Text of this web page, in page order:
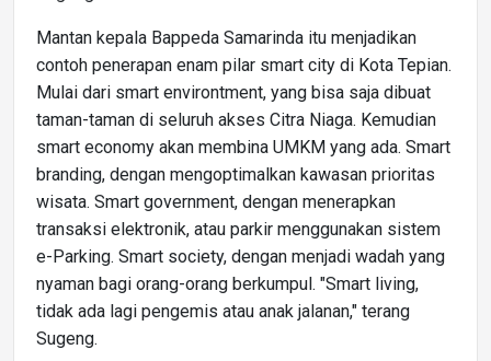
Mantan kepala Bappeda Samarinda itu menjadikan
contoh penerapan enam pilar smart city di Kota Tepian.
Mulai dari smart environtment, yang bisa saja dibuat
taman-taman di seluruh akses Citra Niaga. Kemudian
smart economy akan membina UMKM yang ada. Smart
branding, dengan mengoptimalkan kawasan prioritas
wisata. Smart government, dengan menerapkan
transaksi elektronik, atau parkir menggunakan sistem
e-Parking. Smart society, dengan menjadi wadah yang
nyaman bagi orang-orang berkumpul. "Smart living,
tidak ada lagi pengemis atau anak jalanan," terang
Sugeng.